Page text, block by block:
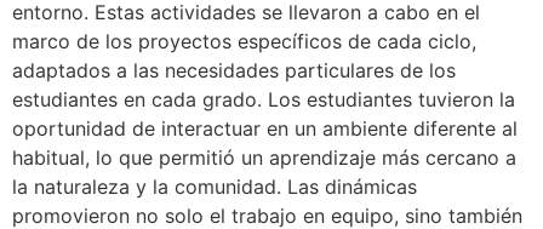
entorno. Estas actividades se llevaron a cabo en el
marco de los proyectos específicos de cada ciclo,
adaptados a las necesidades particulares de los
estudiantes en cada grado. Los estudiantes tuvieron la
oportunidad de interactuar en un ambiente diferente al
habitual, lo que permitió un aprendizaje más cercano a
la naturaleza y la comunidad. Las dinámicas
promovieron no solo el trabajo en equipo, sino también